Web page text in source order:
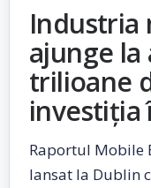
Industria
ajunge la
trilioane
investiția
Raportul Mobile
lansat la Dublin